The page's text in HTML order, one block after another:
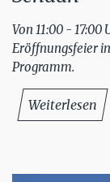
Von 11:00 -
Eröffnungsfeier
Programm.
Weiterlesen